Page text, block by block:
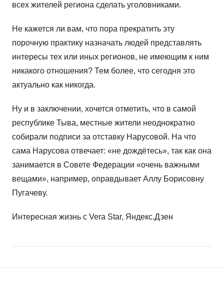
всех жителей региона сделать уголовниками.
Не кажется ли вам, что пора прекратить эту
порочную практику назначать людей представлять
интересы тех или иных регионов, не имеющим к ним
никакого отношения? Тем более, что сегодня это
актуально как никогда.
Ну и в заключении, хочется отметить, что в самой
республике Тыва, местные жители неоднократно
собирали подписи за отставку Нарусовой. На что
сама Нарусова отвечает: «не дождётесь», так как она
занимается в Совете Федерации «очень важными
вещами», например, оправдывает Аллу Борисовну
Пугачеву.
Интересная жизнь с Vera Star, Яндекс.Дзен